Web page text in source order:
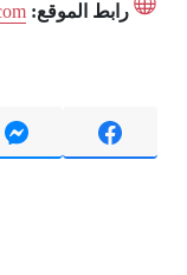
رابط الموقع: